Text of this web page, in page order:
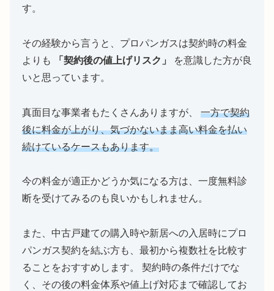
す。
その経験から言うと、プロパンガスは契約時の料金
よりも
「契約後の値上げリスク」
を意識した方が良
いと思っています。
真面目な事業者もたくさんありますが、 一方で契約
後に料金が上がり、気づかないまま高い料金を払い
続けているケースもあります。
今の料金が適正かどうか気になる方は、一度無料診
断を受けてみるのも良いかもしれません。
また、中古戸建ての購入時や新居への入居時にプロ
パンガス契約を結ぶ方も、最初から複数社を比較す
ることをおすすめします。 契約時の条件だけでな
く、その後の料金体系や値上げ対応まで確認してお